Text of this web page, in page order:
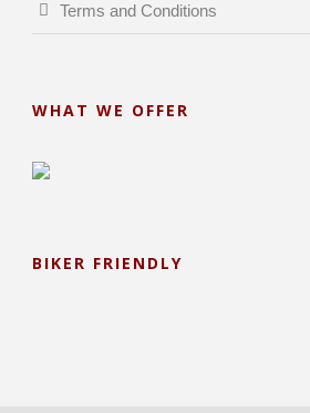
Terms and Conditions
WHAT WE OFFER
BIKER FRIENDLY